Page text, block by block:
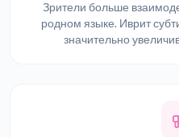
Зрители больше
родном языке. Иврит
значительно